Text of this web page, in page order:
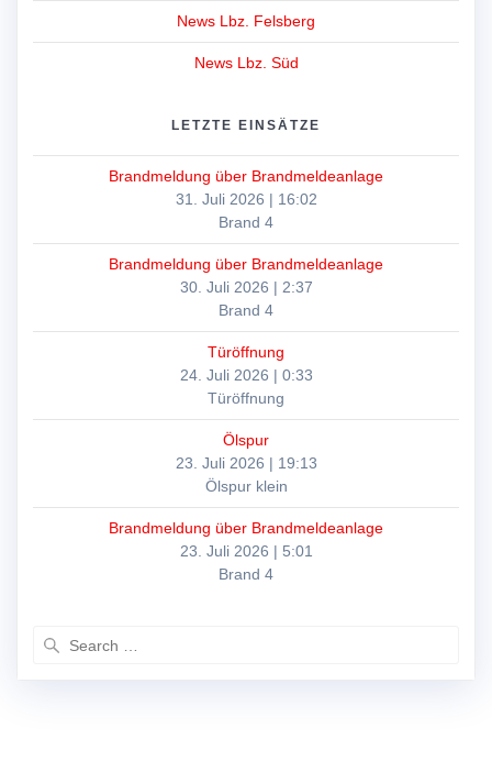
News Lbz. Felsberg
News Lbz. Süd
LETZTE EINSÄTZE
Brandmeldung über Brandmeldeanlage
31. Juli 2026 | 16:02
Brand 4
Brandmeldung über Brandmeldeanlage
30. Juli 2026 | 2:37
Brand 4
Türöffnung
24. Juli 2026 | 0:33
Türöffnung
Ölspur
23. Juli 2026 | 19:13
Ölspur klein
Brandmeldung über Brandmeldeanlage
23. Juli 2026 | 5:01
Brand 4